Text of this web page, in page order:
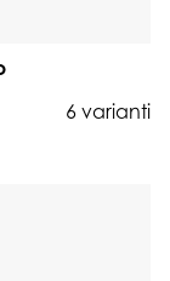
6 varianti